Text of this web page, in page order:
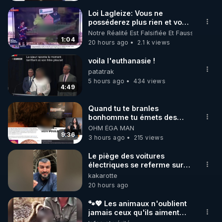
https://vk.com/bestofcomputer
https://odysee.com/@Bestofcomputer:1
https://twitter.com/bestofcomputer
https://www.facebook.com/bestofcomputer
https://rumble.com/bestofcomputer
https://t.me/boost/bestofcomputerlive
1:04
Loi Lagleize: Vous ne
posséderez plus rien et vous
serez heureux !
Notre Réalité Est Falsifiée Et Fausse
20 hours ago
2.1 k views
4:49
voila l'euthanasie !
patatrak
5 hours ago
434 views
9:36
Quand tu te branles
bonhomme tu émets des
ondes ils ont juste omis de
t'expliquer
OHM ÉGA MAN
3 hours ago
215 views
Le piège des voitures
électriques se referme sur
les usagers !
https://youtu.be/B3ZA05frsac?
si=vqDQssWXfRv-NFqL
kakarotte
20 hours ago
🐾💖 Les animaux n'oublient
jamais ceux qu'ils aiment…